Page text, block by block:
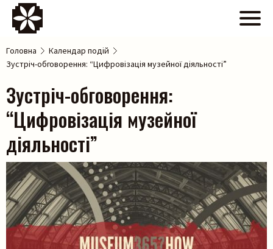
Головна
Календар подій
Зустріч-обговорення: “Цифровізація музейної діяльності”
Зустріч-обговорення:
“Цифровізація музейної
діяльності”